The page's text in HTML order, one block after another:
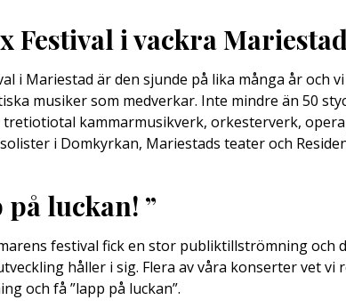
Festival i vackra
i Mariestad är den sjunde på lika många år och
musiker som medverkar. Inte mindre än 50
kammarmusikverk, orkesterverk,
i Domkyrkan, Mariestads teater och
på luckan! ”
festival fick en stor publiktillströmning och
håller i sig. Flera av våra konserter vet vi
och få ”lapp på luckan”.